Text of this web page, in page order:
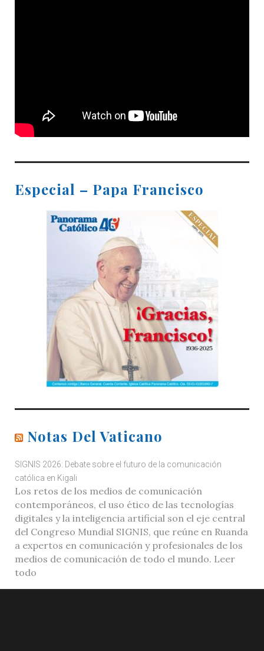
Especial – Papa Francisco
Notas Del Vaticano
SIGNIS 2026: Debate sobre el futuro de la comunicación
católica en Kigali
Los retos de los medios de comunicación
contemporáneos, el uso ético de las tecnologías
digitales y la inteligencia artificial son el eje central
del Congreso Mundial SIGNIS, que reúne en Ruanda
a expertos en comunicación y profesionales de los
medios de comunicación de todo el mundo. Leer
todo